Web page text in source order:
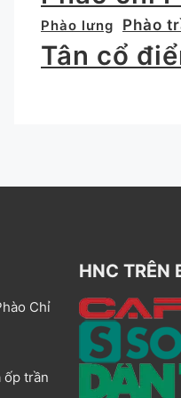
Phào lưng
Phào
Tân cổ
Chỉ
ốp trần
HNC TRÊN